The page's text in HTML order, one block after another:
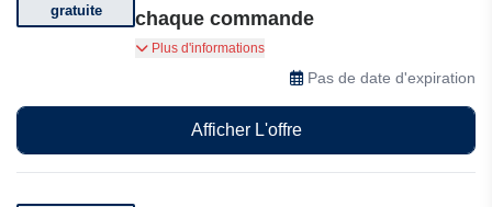
gratuite
chaque commande
Livraison standard gratuite pour chaque
commande : aucun minimum d'achat, aucun
frais caché. Achetez dès maintenant et
préparez-vous pour une année pleine
d'aventures.
Plus d'informations
Pas de date d'expiration
Afficher L'offre